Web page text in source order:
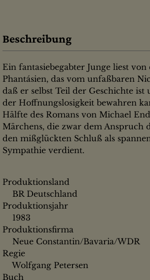
Beschreibung
Ein fantasiebegabter Junge liest
Phantásien, das vom unfaßbaren
daß er selbst Teil der Geschichte
der Hoffnungslosigkeit bewahren
Hälfte des Romans von Michael
Märchens, die zwar dem Anspruch
den mißglückten Schluß als
Sympathie verdient.
Produktionsland
BR Deutschland
Produktionsjahr
1983
Produktionsfirma
Neue Constantin/Bavaria/WDR
Regie
Wolfgang Petersen
Buch